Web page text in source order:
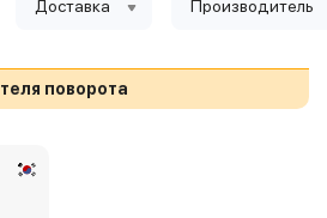
Доставка Производитель
поворота